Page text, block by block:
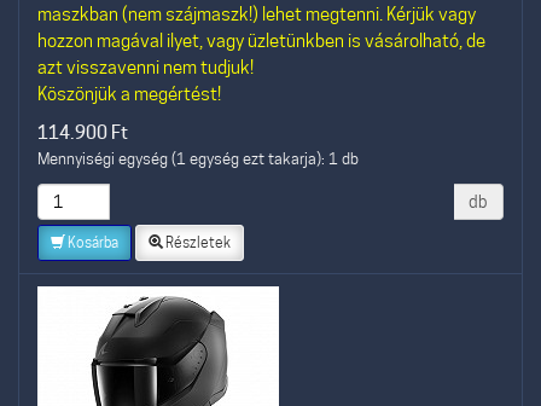
maszkban (nem szájmaszk!) lehet megtenni. Kérjük vagy
hozzon magával ilyet, vagy üzletünkben is vásárolható, de
azt visszavenni nem tudjuk!
Köszönjük a megértést!
114.900 Ft
Mennyiségi egység (1 egység ezt takarja): 1 db
db
Kosárba Részletek